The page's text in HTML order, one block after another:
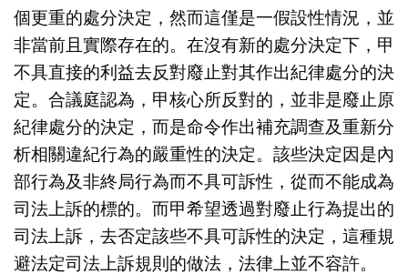
個更重的處分決定，然而這僅是一假設性情況，並
非當前且實際存在的。在沒有新的處分決定下，甲
不具直接的利益去反對廢止對其作出紀律處分的決
定。合議庭認為，甲核心所反對的，並非是廢止原
紀律處分的決定，而是命令作出補充調查及重新分
析相關違紀行為的嚴重性的決定。該些決定因是內
部行為及非終局行為而不具可訴性，從而不能成為
司法上訴的標的。而甲希望透過對廢止行為提出的
司法上訴，去否定該些不具可訴性的決定，這種規
避法定司法上訴規則的做法，法律上並不容許。